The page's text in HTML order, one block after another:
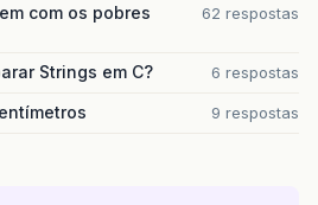
com os pobres
62 respostas
Strings em C? 6 respostas
9 respostas